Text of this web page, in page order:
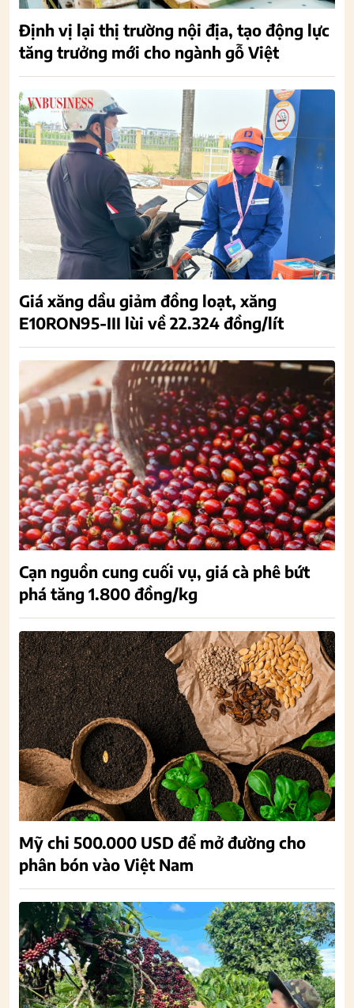
Định vị lại thị trường nội địa, tạo động lực
tăng trưởng mới cho ngành gỗ Việt
Giá xăng dầu giảm đồng loạt, xăng
E10RON95-III lùi về 22.324 đồng/lít
Cạn nguồn cung cuối vụ, giá cà phê bứt
phá tăng 1.800 đồng/kg
Mỹ chi 500.000 USD để mở đường cho
phân bón vào Việt Nam